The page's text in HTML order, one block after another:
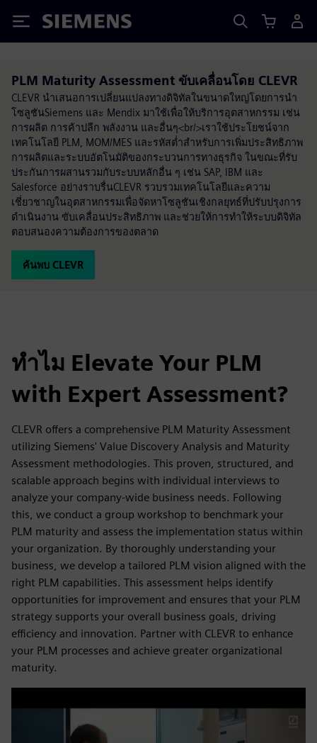
Siemens
PLM Maturity Assessment ขับเคลื่อนโดย CLEVR
CLEVR นำเสนอการเปลี่ยนแปลงทางดิจิทัลในขนาดใหญ่โดยการนำ
โซลูชันSiemens และ Mendix มาใช้เพื่อให้บริการอุตสาหกรรม เช่น
การผลิต การค้าปลีก พลังงาน และอื่นๆ<br/>เราใช้ประโยชน์จาก
เทคโนโลยี PLM, MOM/MES และรหัสต่ำสำหรับการเพิ่มประสิทธิภาพ
การผลิตและระบบอัตโนมัติของกระบวนการทางธุรกิจ ในขณะที่รับ
ประกันการผสานรวมกับระบบหลักอื่น ๆ เช่น SAP, IBM และ
Salesforce อย่างราบรื่นCLEVR รวบรวมเทคโนโลยีและความ
เชี่ยวชาญในอุตสาหกรรมเพื่อจัดหาโซลูชันเชิงกลยุทธ์ที่ปรับปรุงการ
ดำเนินงาน ขับเคลื่อนประสิทธิภาพ และช่วยให้การทำให้ระบบดิจิทัล
ตอบสนองความต้องการของตลาด
ค้นพบ CLEVR
ทำไม Elevate Your PLM
with Expert Assessment?
CLEVR offers a comprehensive PLM Maturity Assessment
utilizing Siemens' Value Discovery Analysis and Maturity
Assessment methodologies. This proven, structured, and
scalable approach begins with individual interviews to
analyze your company-wide business needs. Following
this, we conduct a group workshop to benchmark your
PLM maturity and assess the implementation status within
your organization. By thoroughly understanding your
business, we develop a tailored PLM vision aligned with the
right PLM capabilities. This assessment helps identify
opportunities for improvement and ensures that your PLM
strategy supports your overall business goals, driving
efficiency and innovation. Partner with CLEVR to enhance
your PLM processes and achieve greater organizational
maturity.